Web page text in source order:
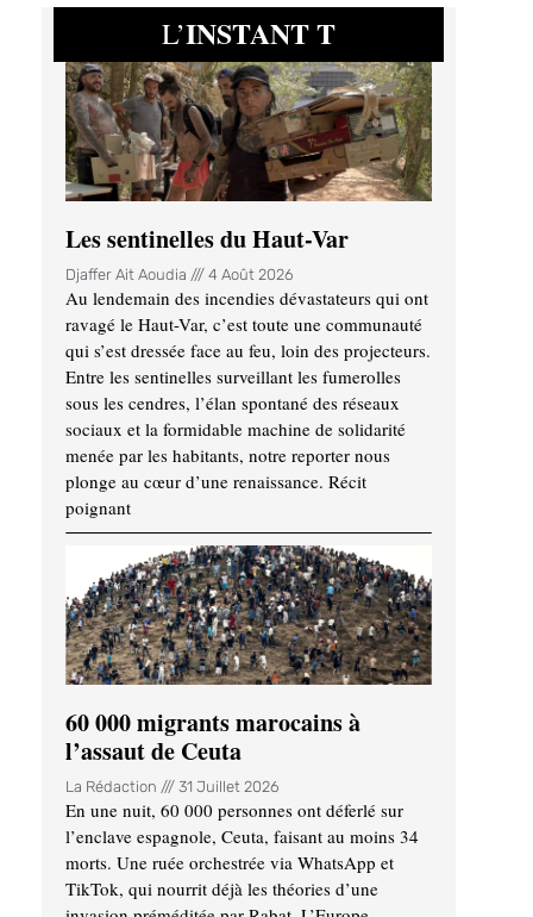
L’INSTANT T
Les sentinelles du Haut-Var
Djaffer Ait Aoudia 4 Août 2026
Au lendemain des incendies dévastateurs qui ont
ravagé le Haut-Var, c’est toute une communauté
qui s’est dressée face au feu, loin des projecteurs.
Entre les sentinelles surveillant les fumerolles
sous les cendres, l’élan spontané des réseaux
sociaux et la formidable machine de solidarité
menée par les habitants, notre reporter nous
plonge au cœur d’une renaissance. Récit
poignant
60 000 migrants marocains à
l’assaut de Ceuta
La Rédaction 31 Juillet 2026
En une nuit, 60 000 personnes ont déferlé sur
l’enclave espagnole, Ceuta, faisant au moins 34
morts. Une ruée orchestrée via WhatsApp et
TikTok, qui nourrit déjà les théories d’une